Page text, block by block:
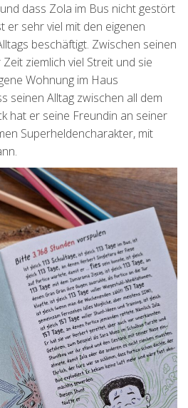
dass Zola im Bus nicht gestört
er sehr viel mit den eigenen
beschäftigt. Zwischen seinen
ziemlich viel Streit und sie
Wohnung im Haus
seinen Alltag zwischen all dem
hat er seine Freundin an seiner
Superheldencharakter, mit